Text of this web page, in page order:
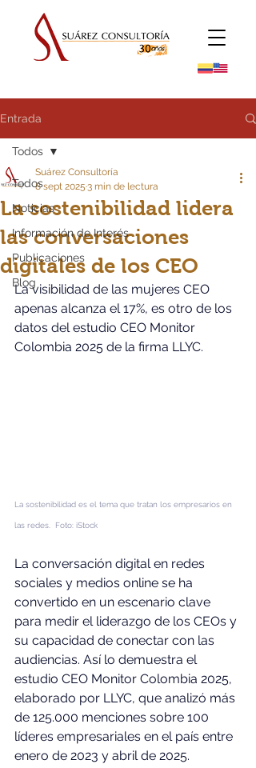
Entrada
Todos
Noticias
Información de Interés
Publicaciones
Blog
Todos
La sostenibilidad lidera
las conversaciones
digitales de los CEO
Suárez Consultoría
8 sept 2025 3 min de lectura
La visibilidad de las mujeres CEO
apenas alcanza el 17%, es otro de los
datos del estudio CEO Monitor
Colombia 2025 de la firma LLYC.
La sostenibilidad es el tema que tratan los empresarios en
las redes.  Foto: iStock
La conversación digital en redes
sociales y medios online se ha
convertido en un escenario clave
para medir el liderazgo de los CEOs y
su capacidad de conectar con las
audiencias. Así lo demuestra el
estudio CEO Monitor Colombia 2025,
elaborado por LLYC, que analizó más
de 125.000 menciones sobre 100
líderes empresariales en el país entre
enero de 2023 y abril de 2025.